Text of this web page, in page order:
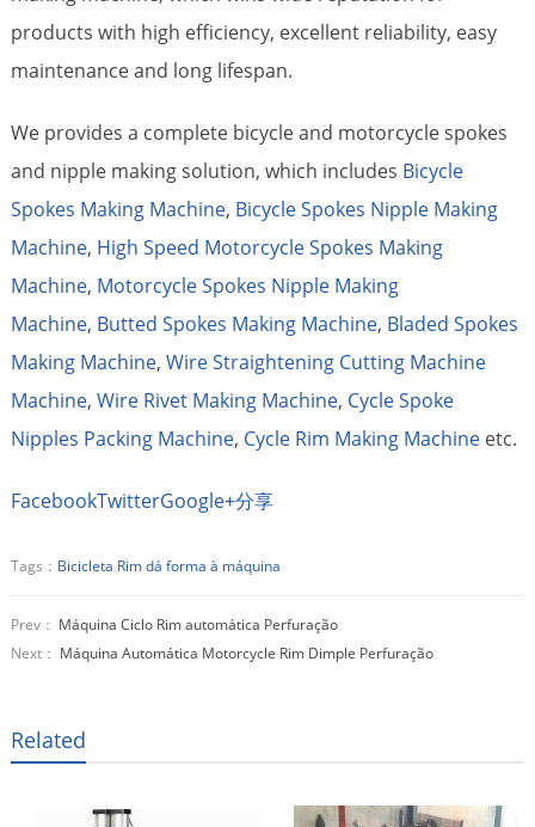
products with high efficiency, excellent reliability, easy
maintenance and long lifespan.
We provides a complete bicycle and motorcycle spokes
and nipple making solution, which includes Bicycle
Spokes Making Machine, Bicycle Spokes Nipple Making
Machine, High Speed Motorcycle Spokes Making
Machine, Motorcycle Spokes Nipple Making
Machine, Butted Spokes Making Machine, Bladed Spokes
Making Machine, Wire Straightening Cutting Machine
Machine, Wire Rivet Making Machine, Cycle Spoke
Nipples Packing Machine, Cycle Rim Making Machineetc.
FacebookTwitterGoogle+分享
Tags： Bicicleta Rim dá forma à máquina
Prev： Máquina Ciclo Rim automática Perfuração
Next： Máquina Automática Motorcycle Rim Dimple Perfuração
Related